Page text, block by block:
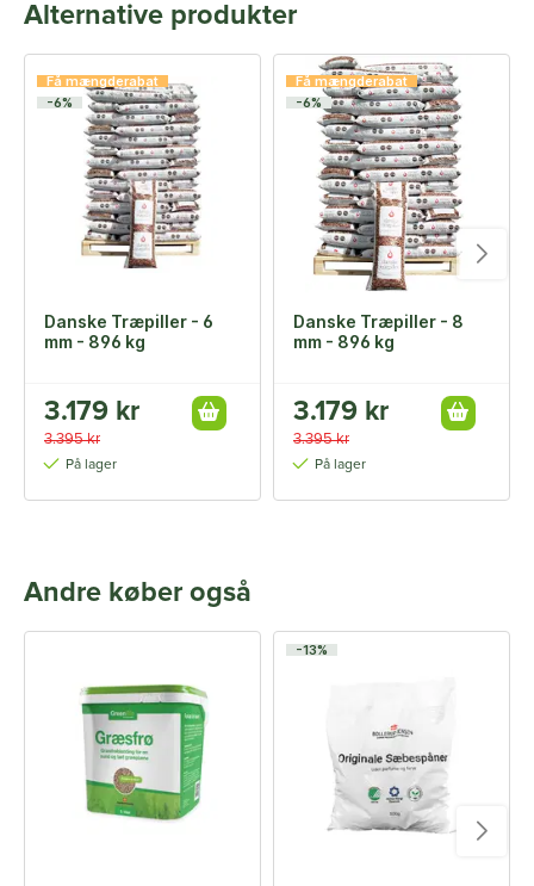
Alternative produkter
Få mængderabat
-6%
Danske Træpiller - 6
mm - 896 kg
3.179 kr
3.395 kr
På lager
Få mængderabat
-6%
Danske Træpiller - 8
mm - 896 kg
3.179 kr
3.395 kr
På lager
Andre køber også
-13%